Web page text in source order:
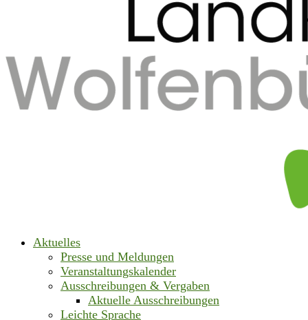
Aktuelles
Presse und Meldungen
Veranstaltungskalender
Ausschreibungen & Vergaben
Aktuelle Ausschreibungen
Leichte Sprache